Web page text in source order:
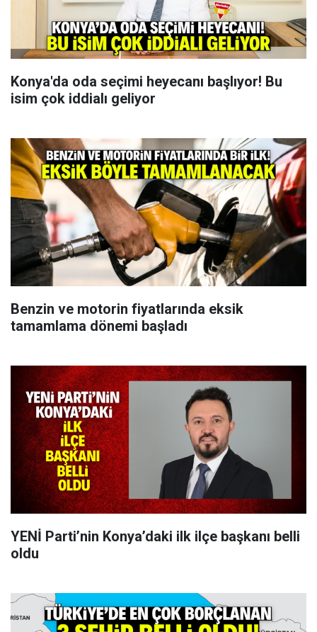
Konya'da oda seçimi heyecanı başlıyor! Bu
isim çok iddialı geliyor
Benzin ve motorin fiyatlarında eksik
tamamlama dönemi başladı
YENİ Parti’nin Konya’daki ilk ilçe başkanı belli
oldu